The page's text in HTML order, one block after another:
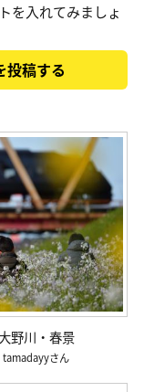
を入れてみましょ
投稿する
大野川・春景
tamadayy